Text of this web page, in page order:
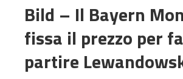
Bild – Il Bayern
fissa il prezzo per
partire